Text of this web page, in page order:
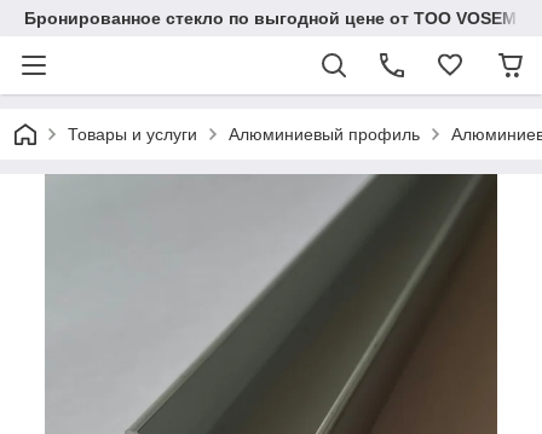
Бронированное стекло по выгодной цене от ТОО VOSEM
Товары и услуги Алюминиевый профиль